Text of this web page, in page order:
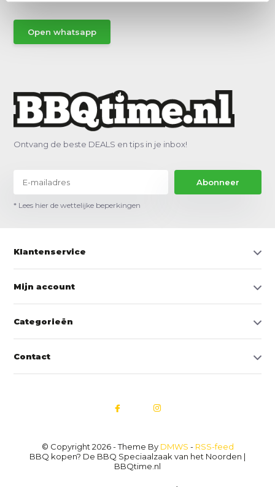
Open whatsapp
Ontvang de beste DEALS en tips in je inbox!
Abonneer
* Lees hier de wettelijke beperkingen
Klantenservice
Mijn account
Categorieën
Contact
© Copyright 2026 - Theme By DMWS - RSS-feed
BBQ kopen? De BBQ Speciaalzaak van het Noorden |
BBQtime.nl